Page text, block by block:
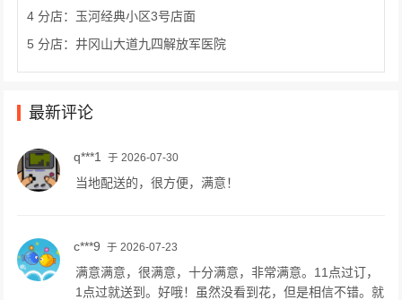
4 分店：玉河经典小区3号店面
5 分店：井冈山大道九四解放军医院
最新评论
q***1 于 2026-07-30
当地配送的，很方便，满意！
c***9 于 2026-07-23
满意满意，很满意，十分满意，非常满意。11点过订，
1点过就送到。好哦！虽然没看到花，但是相信不错。就